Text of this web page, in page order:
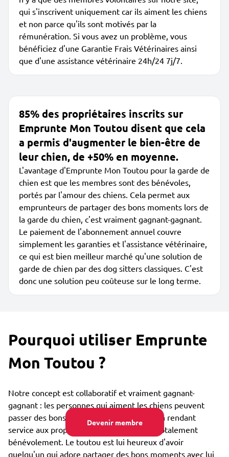
Devenir membre
qui s'inscrivent uniquement car ils aiment les chiens
et non parce qu'ils sont motivés par la
rémunération. Si vous avez un problème, vous
bénéficiez d'une Garantie Frais Vétérinaires ainsi
que d'une assistance vétérinaire 24h/24 7j/7.
85% des propriétaires inscrits sur
Emprunte Mon Toutou disent que cela
a permis d'augmenter le bien-être de
leur chien, de +50% en moyenne.
L'avantage d'Emprunte Mon Toutou pour la garde de
chien est que les membres sont des bénévoles,
portés par l'amour des chiens. Cela permet aux
emprunteurs de partager des bons moments lors de
la garde du chien, c'est vraiment gagnant-gagnant.
Le paiement de l'abonnement annuel couvre
simplement les garanties et l'assistance vétérinaire,
ce qui est bien meilleur marché qu'une solution de
garde de chien par des dog sitters classiques. C'est
donc une solution peu coûteuse sur le long terme.
Pourquoi utiliser Emprunte
Mon Toutou ?
Notre concept est collaboratif et vraiment gagnant-
gagnant : les personnes qui aiment les chiens peuvent
passer des bons moments avec eux tout en rendant
service aux propriétaires de ces toutous, totalement
bénévolement. Le toutou est lui heureux d'avoir
quelqu'un qui adore partager des bons moments avec lui